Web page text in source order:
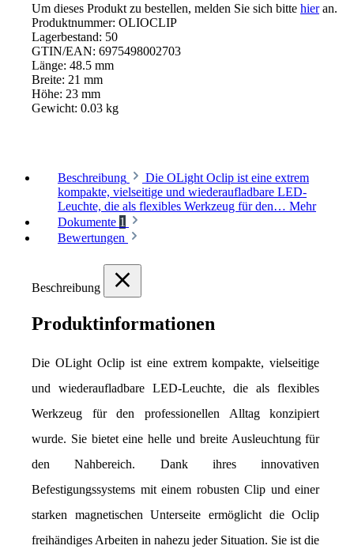
Um dieses Produkt zu bestellen, melden Sie sich bitte hieran.
Produktnummer: OLIOCLIP
Lagerbestand: 50
GTIN/EAN: 6975498002703
Länge: 48.5 mm
Breite: 21 mm
Höhe: 23 mm
Gewicht: 0.03 kg
Beschreibung
Die OLight Oclip ist eine extrem
kompakte, vielseitige und wiederaufladbare LED-
Leuchte, die als flexibles Werkzeug für den… Mehr
Dokumente 1
Bewertungen
Beschreibung
Produktinformationen
Die OLight Oclip ist eine extrem kompakte, vielseitige
und wiederaufladbare LED-Leuchte, die als flexibles
Werkzeug für den professionellen Alltag konzipiert
wurde. Sie bietet eine helle und breite Ausleuchtung für
den Nahbereich. Dank ihres innovativen
Befestigungssystems mit einem robusten Clip und einer
starken magnetischen Unterseite ermöglicht die Oclip
freihändiges Arbeiten in nahezu jeder Situation. Sie ist die